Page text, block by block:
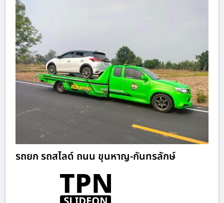
รถยก รถสไลด์ ถนน ขุนหาญ-กันทรลักษ์